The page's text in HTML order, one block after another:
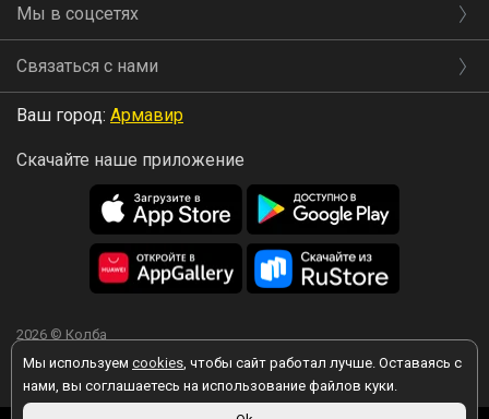
Мы используем cookies, чтобы сайт работал лучше. Оставаясь с
нами, вы соглашаетесь на использование файлов куки.
Мы в соцсетях
Связаться с нами
Ваш город: Армавир
Скачайте наше приложение
2026 © Колба